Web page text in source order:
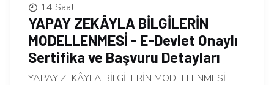
14 Saat
YAPAY ZEKÂYLA BİLGİLERİN
MODELLENMESİ - E-Devlet Onaylı
Sertifika ve Başvuru Detayları
YAPAY ZEKÂYLA BİLGİLERİN MODELLENMESİ